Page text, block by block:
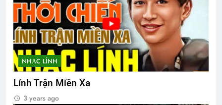
NHẠC LÍNH
Lính Trận Miền Xa
3 years ago